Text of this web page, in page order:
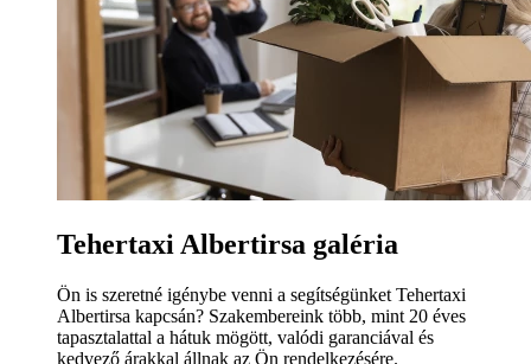
Tehertaxi Albertirsa galéria
Ön is szeretné igénybe venni a segítségünket Tehertaxi
Albertirsa kapcsán? Szakembereink több, mint 20 éves
tapasztalattal a hátuk mögött, valódi garanciával és
kedvező árakkal állnak az Ön rendelkezésére.